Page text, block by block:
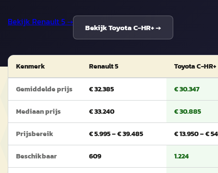
Bekijk Renault 5→
BekijkToyota C-HR+→
Kenmerk Renault 5 Toyota C-HR+
Gemiddelde prijs € 32.385 € 30.347
Mediaan prijs € 33.240 € 30.885
Prijsbereik € 5.995 – € 39.485 € 13.950 – €
Beschikbaar 609 1.224